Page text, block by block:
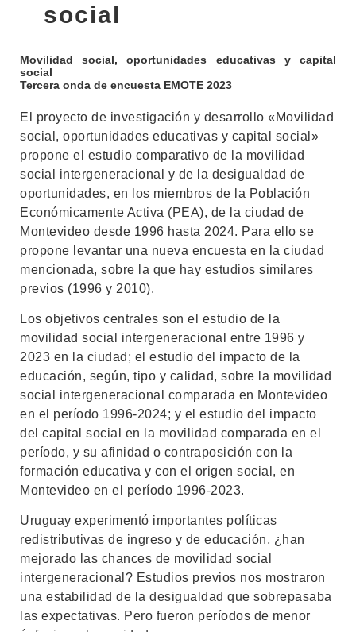
social
Movilidad social, oportunidades educativas y capital
social
Tercera onda de encuesta EMOTE 2023
El proyecto de investigación y desarrollo «Movilidad
social, oportunidades educativas y capital social»
propone el estudio comparativo de la movilidad
social intergeneracional y de la desigualdad de
oportunidades, en los miembros de la Población
Económicamente Activa (PEA), de la ciudad de
Montevideo desde 1996 hasta 2024. Para ello se
propone levantar una nueva encuesta en la ciudad
mencionada, sobre la que hay estudios similares
previos (1996 y 2010).
Los objetivos centrales son el estudio de la
movilidad social intergeneracional entre 1996 y
2023 en la ciudad; el estudio del impacto de la
educación, según, tipo y calidad, sobre la movilidad
social intergeneracional comparada en Montevideo
en el período 1996-2024; y el estudio del impacto
del capital social en la movilidad comparada en el
período, y su afinidad o contraposición con la
formación educativa y con el origen social, en
Montevideo en el período 1996-2023.
Uruguay experimentó importantes políticas
redistributivas de ingreso y de educación, ¿han
mejorado las chances de movilidad social
intergeneracional? Estudios previos nos mostraron
una estabilidad de la desigualdad que sobrepasaba
las expectativas. Pero fueron períodos de menor